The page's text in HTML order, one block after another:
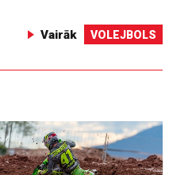
Vairāk VOLEJBOLS